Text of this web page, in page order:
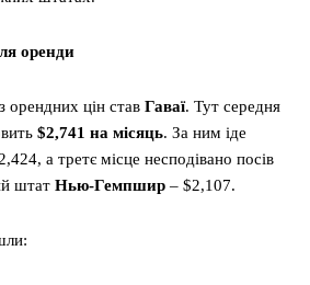
оренди
цін став Гаваї. Тут середня
$2,741 на місяць. За ним іде
а третє місце несподівано посів
штат Нью-Гемпшир – $2,107.